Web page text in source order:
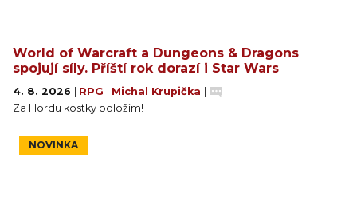
World of Warcraft a Dungeons & Dragons
spojují síly. Příští rok dorazí i Star Wars
4. 8. 2026 RPG Michal Krupička
Za Hordu kostky položím!
NOVINKA